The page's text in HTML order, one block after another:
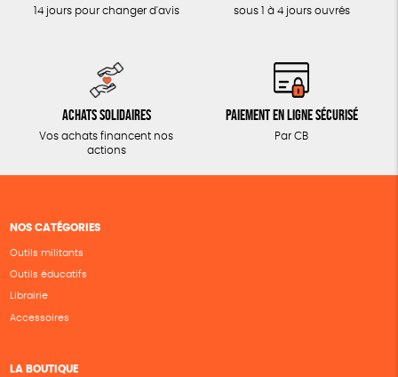
14 jours pour changer d'avis sous 1 à 4 jours ouvrés
Achats solidaires
Vos achats financent nos
actions
Paiement en ligne sécurisé
Par CB
NOS CATÉGORIES
Outils militants
Outils éducatifs
Librairie
Accessoires
LA BOUTIQUE